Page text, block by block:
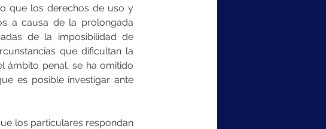
que los derechos de uso y
a causa de la prolongada
de la imposibilidad de
que dificultan la
ámbito penal, se ha omitido
es posible investigar ante
los particulares respondan